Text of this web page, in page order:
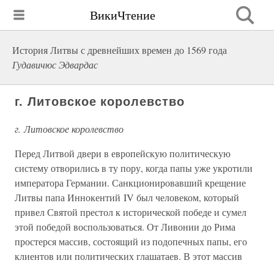
ВикиЧтение
История Литвы с древнейших времен до 1569 года
Гудавичюс Эдвардас
г. Литовское королевство
г. Литовское королевство
Перед Литвой двери в европейскую политическую
систему отворились в ту пору, когда папы уже укротили
императора Германии. Санкционировавший крещение
Литвы папа Иннокентий IV был человеком, который
привел Святой престол к исторической победе и сумел
этой победой воспользоваться. От Ливонии до Рима
простерся массив, состоящий из подопечных папы, его
клиентов или политических глашатаев. В этот массив